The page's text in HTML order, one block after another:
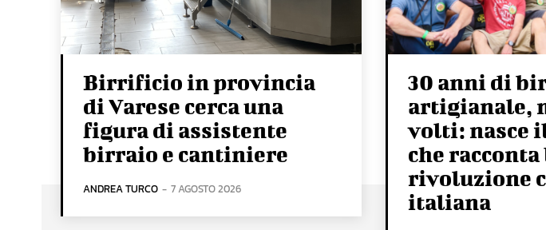
Birrificio in provincia
di Varese cerca una
figura di assistente
birraio e cantiniere
ANDREA TURCO - 7 AGOSTO 2026
30 anni di
artigianale,
volti: nasce
che racconta
rivoluzione
italiana